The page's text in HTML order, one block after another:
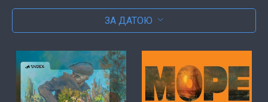
ЗА ДАТОЮ